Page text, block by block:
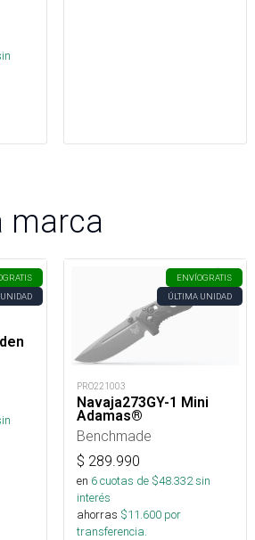
marca
GRATIS
ENVÍOGRATIS
ÚLTIMA UNIDAD
PRO221003
Navaja273GY-1 Mini
Adamas®
Benchmade
$ 289.990
en 6cuotas de $48.332sin
interés
ahorras $11.600 por
transferencia.